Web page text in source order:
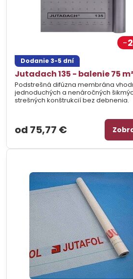
Dodanie 3-5 dní
Jutadach 135 - balenie 75 m²
Podstrešná difúzna membrána
jednoduchých a nenáročných
strešných konštrukcií bez debnenia.
od 75,77 €